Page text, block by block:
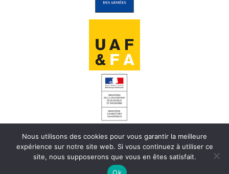
INFORMATIONS LÉGALES
CHARTE DE CONFIDENTIALITÉ
Nous utilisons des cookies pour vous garantir la meilleure
expérience sur notre site web. Si vous continuez à utiliser ce
site, nous supposerons que vous en êtes satisfait.
Ok